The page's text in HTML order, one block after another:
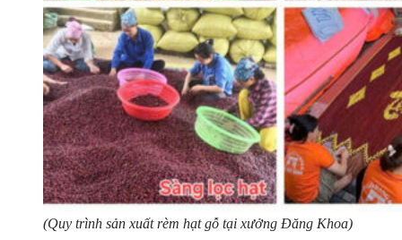
(Quy trình sản xuất rèm hạt gỗ tại xưởng Đăng Khoa)